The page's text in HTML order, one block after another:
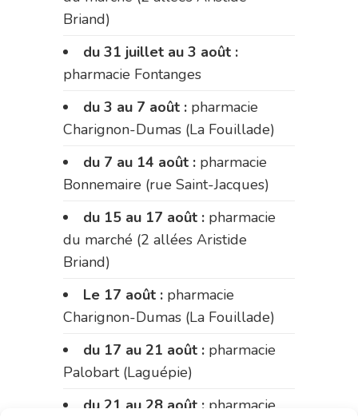
Briand)
du 31 juillet au 3 août :
pharmacie Fontanges
du 3 au 7 août : pharmacie
Charignon-Dumas (La Fouillade)
du 7 au 14 août : pharmacie
Bonnemaire (rue Saint-Jacques)
du 15 au 17 août : pharmacie
du marché (2 allées Aristide
Briand)
Le 17 août : pharmacie
Charignon-Dumas (La Fouillade)
du 17 au 21 août : pharmacie
Palobart (Laguépie)
du 21 au 28 août : pharmacie